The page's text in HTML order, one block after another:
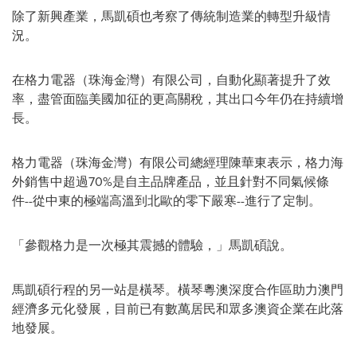
除了新興產業，馬凱碩也考察了傳統制造業的轉型升級情
況。
在格力電器（珠海金灣）有限公司，自動化顯著提升了效
率，盡管面臨美國加征的更高關稅，其出口今年仍在持續增
長。
格力電器（珠海金灣）有限公司總經理陳華東表示，格力海
外銷售中超過70%是自主品牌產品，並且針對不同氣候條
件--從中東的極端高溫到北歐的零下嚴寒--進行了定制。
「參觀格力是一次極其震撼的體驗，」馬凱碩說。
馬凱碩行程的另一站是橫琴。橫琴粵澳深度合作區助力澳門
經濟多元化發展，目前已有數萬居民和眾多澳資企業在此落
地發展。